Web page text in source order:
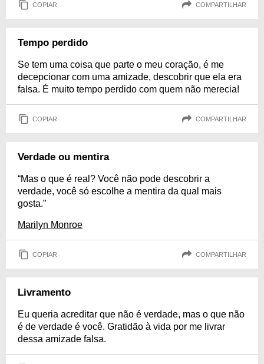
COPIAR COMPARTILHAR
Tempo perdido
Se tem uma coisa que parte o meu coração, é me
decepcionar com uma amizade, descobrir que ela era
falsa. É muito tempo perdido com quem não merecia!
COPIAR COMPARTILHAR
Verdade ou mentira
“Mas o que é real? Você não pode descobrir a
verdade, você só escolhe a mentira da qual mais
gosta.”
Marilyn Monroe
COPIAR COMPARTILHAR
Livramento
Eu queria acreditar que não é verdade, mas o que não
é de verdade é você. Gratidão à vida por me livrar
dessa amizade falsa.